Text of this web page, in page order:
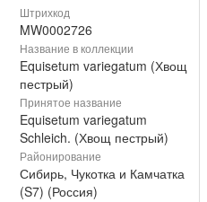
Штрихкод
MW0002726
Название в коллекции
Equisetum variegatum (Хвощ
пестрый)
Принятое название
Equisetum variegatum
Schleich. (Хвощ пестрый)
Районирование
Сибирь, Чукотка и Камчатка
(S7) (Россия)